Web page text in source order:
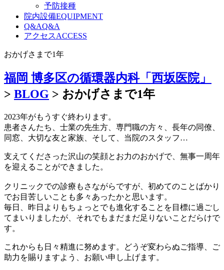
予防接種
院内設備EQUIPMENT
Q&AQ&A
アクセスACCESS
おかげさまで1年
福岡 博多区の循環器内科「西坂医院」
> BLOG > おかげさまで1年
2023年がもうすぐ終わります。
患者さんたち、士業の先生方、専門職の方々、長年の同僚、
同窓、大切な友と家族、そして、当院のスタッフ…
支えてくださった沢山の笑顔とお力のおかげで、無事一周年
を迎えることができました。
クリニックでの診療もさながらですが、初めてのことばかり
でお目苦しいことも多々あったかと思います。
毎日、昨日よりもちょっとでも進化することを目標に過ごし
てまいりましたが、それでもまだまだ足りないことだらけで
す。
これからも日々精進に努めます。どうぞ変わらぬご指導、ご
助力を賜りますよう、お願い申し上げます。